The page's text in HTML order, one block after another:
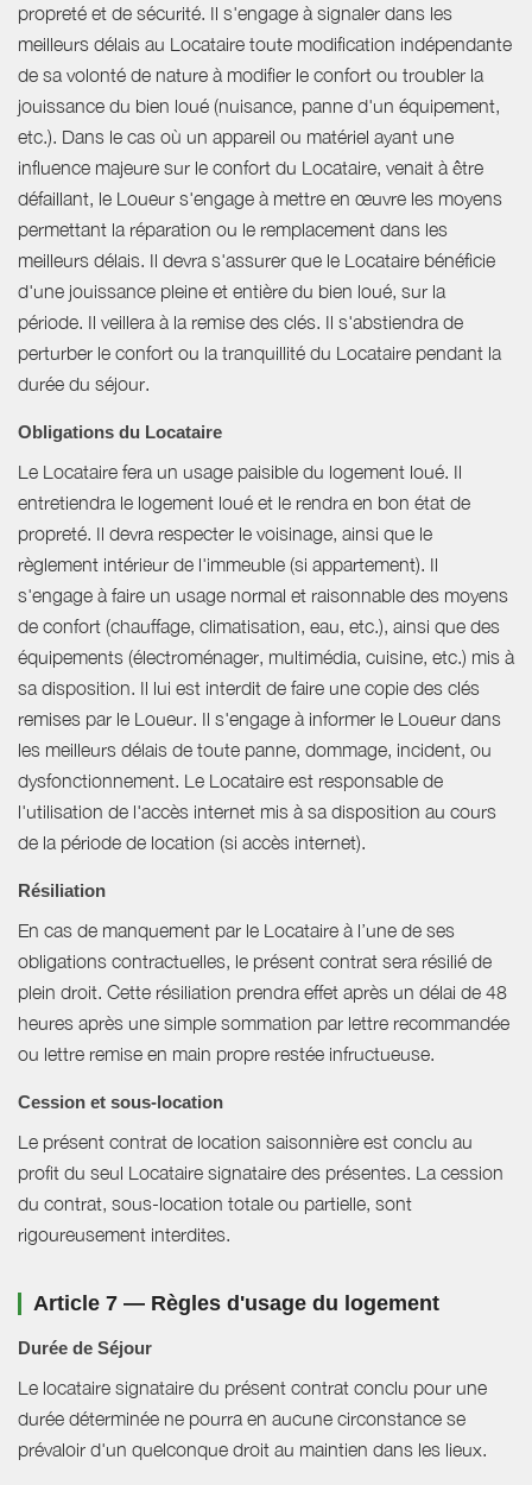
propreté et de sécurité. Il s'engage à signaler dans les
meilleurs délais au Locataire toute modification indépendante
de sa volonté de nature à modifier le confort ou troubler la
jouissance du bien loué (nuisance, panne d'un équipement,
etc.). Dans le cas où un appareil ou matériel ayant une
influence majeure sur le confort du Locataire, venait à être
défaillant, le Loueur s'engage à mettre en œuvre les moyens
permettant la réparation ou le remplacement dans les
meilleurs délais. Il devra s'assurer que le Locataire bénéficie
d'une jouissance pleine et entière du bien loué, sur la
période. Il veillera à la remise des clés. Il s'abstiendra de
perturber le confort ou la tranquillité du Locataire pendant la
durée du séjour.
Obligations du Locataire
Le Locataire fera un usage paisible du logement loué. Il
entretiendra le logement loué et le rendra en bon état de
propreté. Il devra respecter le voisinage, ainsi que le
règlement intérieur de l'immeuble (si appartement). Il
s'engage à faire un usage normal et raisonnable des moyens
de confort (chauffage, climatisation, eau, etc.), ainsi que des
équipements (électroménager, multimédia, cuisine, etc.) mis à
sa disposition. Il lui est interdit de faire une copie des clés
remises par le Loueur. Il s'engage à informer le Loueur dans
les meilleurs délais de toute panne, dommage, incident, ou
dysfonctionnement. Le Locataire est responsable de
l'utilisation de l'accès internet mis à sa disposition au cours
de la période de location (si accès internet).
Résiliation
En cas de manquement par le Locataire à l’une de ses
obligations contractuelles, le présent contrat sera résilié de
plein droit. Cette résiliation prendra effet après un délai de 48
heures après une simple sommation par lettre recommandée
ou lettre remise en main propre restée infructueuse.
Cession et sous-location
Le présent contrat de location saisonnière est conclu au
profit du seul Locataire signataire des présentes. La cession
du contrat, sous-location totale ou partielle, sont
rigoureusement interdites.
Article 7 — Règles d'usage du logement
Durée de Séjour
Le locataire signataire du présent contrat conclu pour une
durée déterminée ne pourra en aucune circonstance se
prévaloir d'un quelconque droit au maintien dans les lieux.